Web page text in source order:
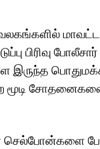
மாவட்ட
பிரிவு
இருந்த
மூடி
செல்போன்களை